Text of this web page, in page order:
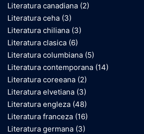
Literatura canadiana (2)
Literatura ceha (3)
Literatura chiliana (3)
Literatura clasica (6)
Literatura columbiana (5)
Literatura contemporana (14)
Literatura coreeana (2)
Literatura elvetiana (3)
Literatura engleza (48)
Literatura franceza (16)
Literatura germana (3)